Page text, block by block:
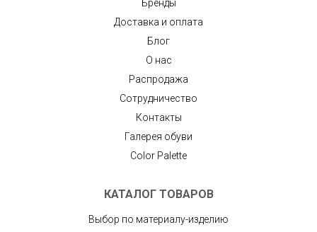
Бренды
Доставка и оплата
Блог
О нас
Распродажа
Сотрудничество
Контакты
Галерея обуви
Color Palette
КАТАЛОГ ТОВАРОВ
Выбор по материалу-изделию